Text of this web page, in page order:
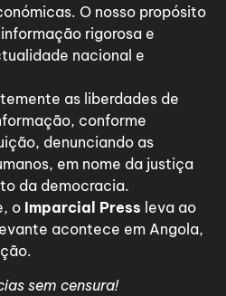
O nosso propósito
rigorosa e
nacional e
as liberdades de
conforme
denunciando as
em nome da justiça
da democracia.
o Imparcial Press leva ao
acontece em Angola,
sem censura!